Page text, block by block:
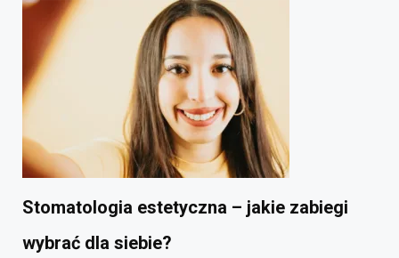
Stomatologia estetyczna – jakie zabiegi
wybrać dla siebie?